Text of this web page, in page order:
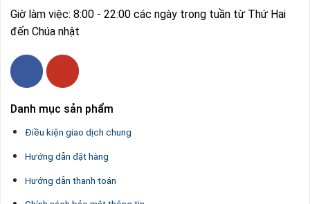
Giờ làm việc: 8:00 - 22:00 các ngày trong tuần từ Thứ Hai
đến Chúa nhật
Danh mục sản phẩm
Điều kiện giao dịch chung
Hướng dẫn đặt hàng
Hướng dẫn thanh toán